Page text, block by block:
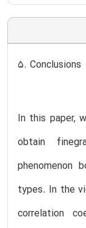
5. Conclusions
In this paper,
obtain
phenomenon
types. In the
correlation